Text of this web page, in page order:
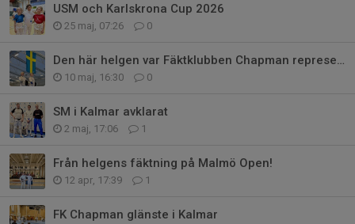
USM och Karlskrona Cup 2026
25 maj, 07:26 0
Den här helgen var Fäktklubben Chapman representerad på två håll i Sverige
10 maj, 16:30 0
SM i Kalmar avklarat
2 maj, 17:06 1
Från helgens fäktning på Malmö Open!
12 apr, 17:39 1
FK Chapman glänste i Kalmar